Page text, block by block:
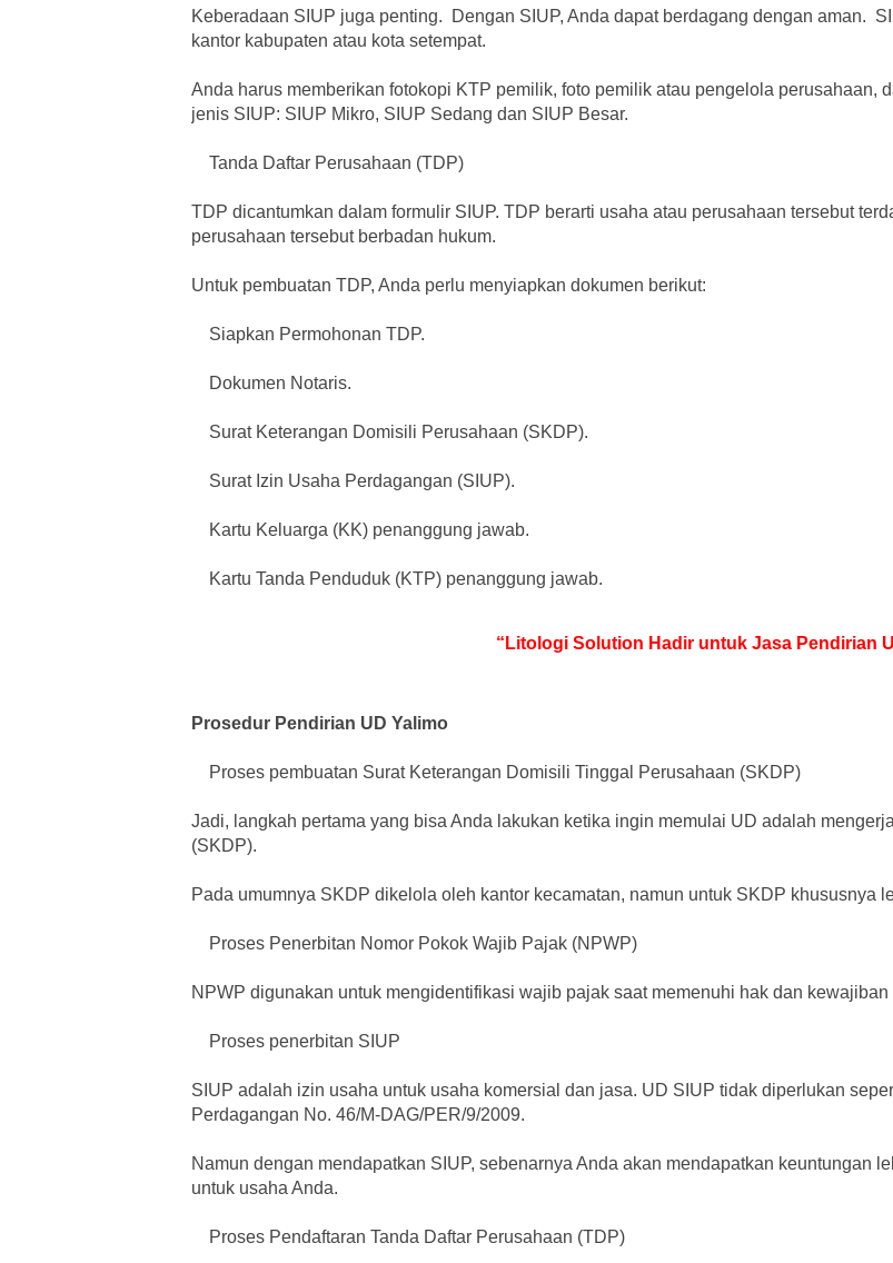
Keberadaan SIUP juga penting. Dengan SIUP, Anda dapat berdagang dengan aman.
kantor kabupaten atau kota setempat.
Anda harus memberikan fotokopi KTP pemilik, foto pemilik atau pengelola perusahaan,
jenis SIUP: SIUP Mikro, SIUP Sedang dan SIUP Besar.
Tanda Daftar Perusahaan (TDP)
TDP dicantumkan dalam formulir SIUP. TDP berarti usaha atau perusahaan tersebut
perusahaan tersebut berbadan hukum.
Untuk pembuatan TDP, Anda perlu menyiapkan dokumen berikut:
Siapkan Permohonan TDP.
Dokumen Notaris.
Surat Keterangan Domisili Perusahaan (SKDP).
Surat Izin Usaha Perdagangan (SIUP).
Kartu Keluarga (KK) penanggung jawab.
Kartu Tanda Penduduk (KTP) penanggung jawab.
“Litologi Solution Hadir untuk Jasa Pendirian
Prosedur Pendirian UD Yalimo
Proses pembuatan Surat Keterangan Domisili Tinggal Perusahaan (SKDP)
Jadi, langkah pertama yang bisa Anda lakukan ketika ingin memulai UD adalah
(SKDP).
Pada umumnya SKDP dikelola oleh kantor kecamatan, namun untuk SKDP khususnya
Proses Penerbitan Nomor Pokok Wajib Pajak (NPWP)
NPWP digunakan untuk mengidentifikasi wajib pajak saat memenuhi hak dan kewajiban
Proses penerbitan SIUP
SIUP adalah izin usaha untuk usaha komersial dan jasa. UD SIUP tidak diperlukan
Perdagangan No. 46/M-DAG/PER/9/2009.
Namun dengan mendapatkan SIUP, sebenarnya Anda akan mendapatkan keuntungan
untuk usaha Anda.
Proses Pendaftaran Tanda Daftar Perusahaan (TDP)